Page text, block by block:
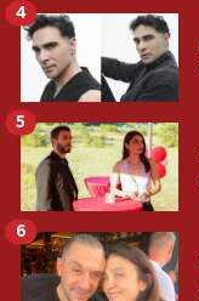
4
5
6